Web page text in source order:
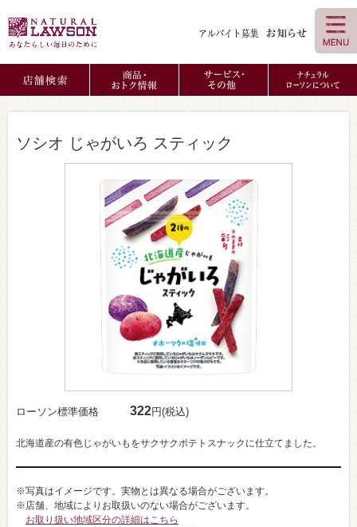
ソシオ じゃがいろ スティック
ローソン標準価格 322円(税込)
北海道産の有色じゃがいもをサクサクポテトスナックに仕立てました。
※写真はイメージです。実物とは異なる場合がございます。
※店舗、地域によりお取扱いのない場合がございます。
お取り扱い地域区分の詳細はこちら